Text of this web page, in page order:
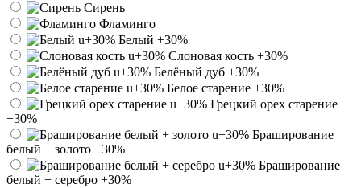
Сирень
Фламинго
Белый +30%
Слоновая кость +30%
Белёный дуб +30%
Белое старение +30%
Грецкий орех старение
+30%
Браширование
белый + золото +30%
Браширование
белый + серебро +30%